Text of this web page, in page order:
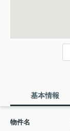
基本情報
物件名